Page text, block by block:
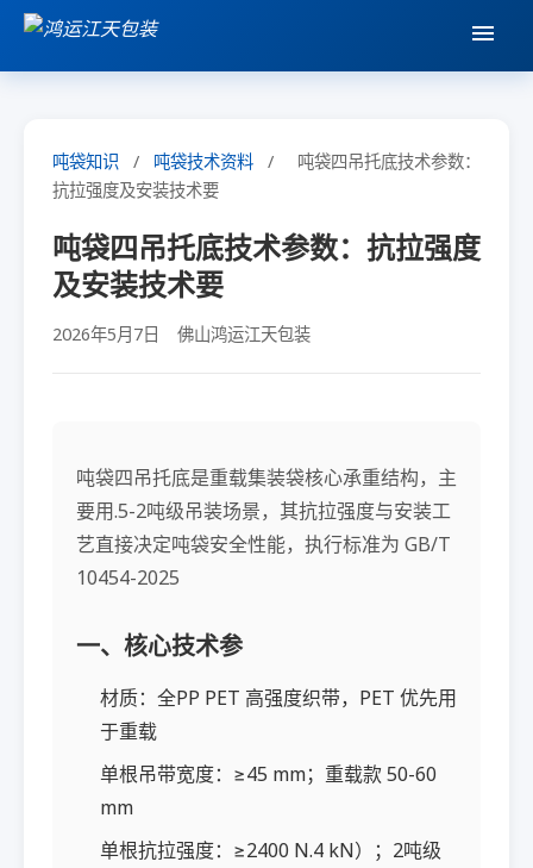
吨袋知识 / 吨袋技术资料 /
吨袋四吊托底技术参数：
抗拉强度及安装技术要
吨袋四吊托底技术参数：抗拉强度
及安装技术要
2026年5月7日 佛山鸿运江天包装
吨袋四吊托底是重载集装袋核心承重结构，主
要用.5-2吨级吊装场景，其抗拉强度与安装工
艺直接决定吨袋安全性能，执行标准为 GB/T
10454-2025
一、核心技术参
材质：全PP PET 高强度织带，PET 优先用
于重载
单根吊带宽度：≥45 mm；重载款 50-60
mm
单根抗拉强度：≥2400 N.4 kN）；2吨级